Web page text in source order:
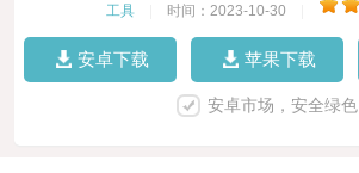
工具 时间：2023-10-30
安卓下载 苹果下载
安卓市场，安全绿色